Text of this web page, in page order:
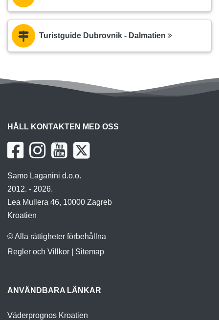
Turistguide Dubrovnik - Dalmatien
HÅLL KONTAKTEN MED OSS
Samo Laganini d.o.o.
2012. - 2026.
Lea Mullera 46, 10000 Zagreb
Kroatien
© Alla rättigheter förbehållna
Regler och Villkor
Sitemap
ANVÄNDBARA LÄNKAR
Väderprognos Kroatien